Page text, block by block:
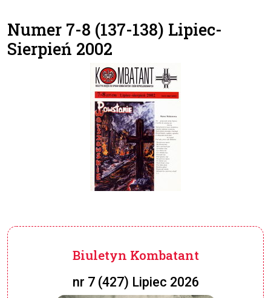
Numer 7-8 (137-138) Lipiec-
Sierpień 2002
Biuletyn Kombatant
nr 7 (427) Lipiec 2026